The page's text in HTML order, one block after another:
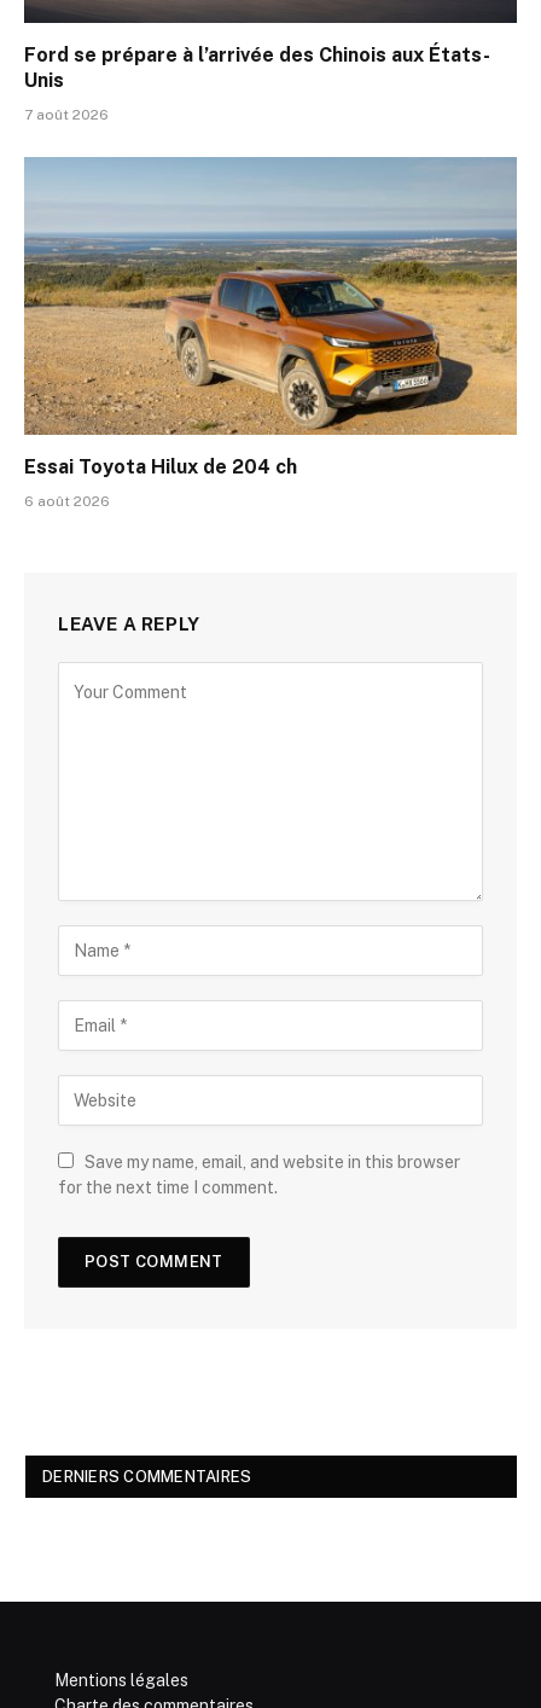
Ford se prépare à l’arrivée des Chinois aux États-
Unis
7 août 2026
Essai Toyota Hilux de 204 ch
6 août 2026
LEAVE A REPLY
Save my name, email, and website in this browser
for the next time I comment.
DERNIERS COMMENTAIRES
Mentions légales